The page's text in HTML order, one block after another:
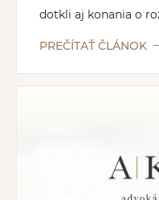
dotkli aj konania o
PREČÍTAŤ ČLÁNOK